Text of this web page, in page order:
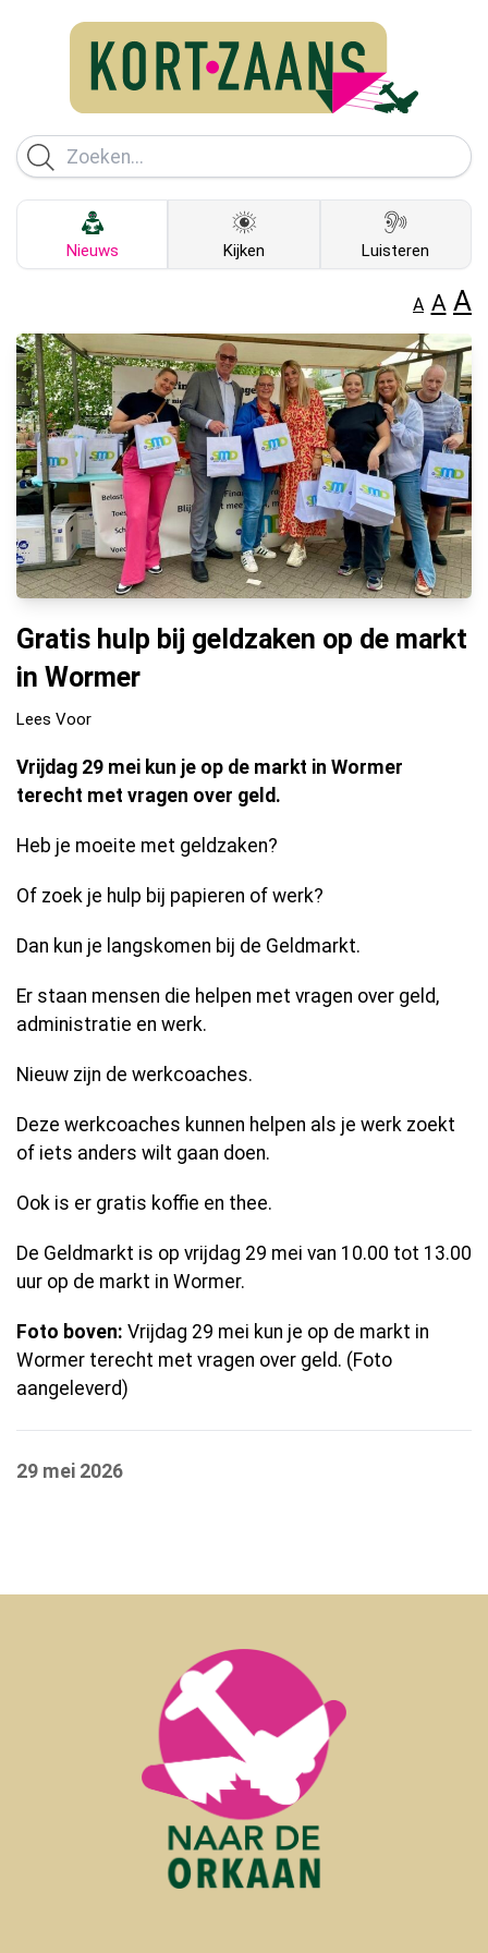
Nieuws Kijken Luisteren
A A A
Gratis hulp bij geldzaken op de markt
in Wormer
Lees Voor
Vrijdag 29 mei kun je op de markt in Wormer
terecht met vragen over geld.
Heb je moeite met geldzaken?
Of zoek je hulp bij papieren of werk?
Dan kun je langskomen bij de Geldmarkt.
Er staan mensen die helpen met vragen over geld,
administratie en werk.
Nieuw zijn de werkcoaches.
Deze werkcoaches kunnen helpen als je werk zoekt
of iets anders wilt gaan doen.
Ook is er gratis koffie en thee.
De Geldmarkt is op vrijdag 29 mei van 10.00 tot 13.00
uur op de markt in Wormer.
Foto boven: Vrijdag 29 mei kun je op de markt in
Wormer terecht met vragen over geld. (Foto
aangeleverd)
29 mei 2026